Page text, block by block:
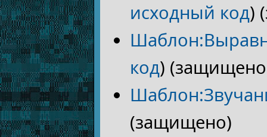
исходный код)
код)
(защищено)